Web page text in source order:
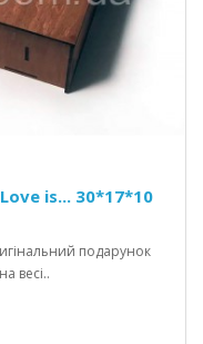
is... 30*17*10
подарунок
весі..